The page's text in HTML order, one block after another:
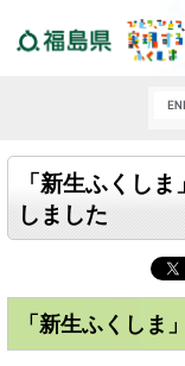
「新生ふくし
しました
「新生ふくしま